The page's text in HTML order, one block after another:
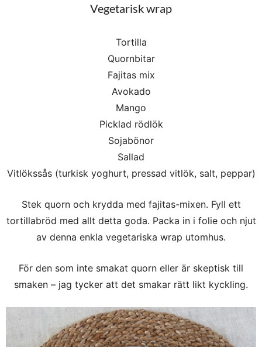
Vegetarisk wrap
Tortilla
Quornbitar
Fajitas mix
Avokado
Mango
Picklad rödlök
Sojabönor
Sallad
Vitlökssås (turkisk yoghurt, pressad vitlök, salt, peppar)
Stek quorn och krydda med fajitas-mixen. Fyll ett
tortillabröd med allt detta goda. Packa in i folie och njut
av denna enkla vegetariska wrap utomhus.
För den som inte smakat quorn eller är skeptisk till
smaken – jag tycker att det smakar rätt likt kyckling.